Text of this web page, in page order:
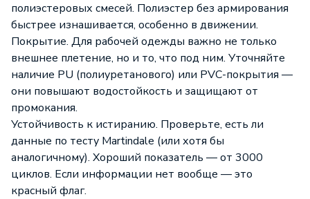
полиэстеровых смесей. Полиэстер без армирования
быстрее изнашивается, особенно в движении.
Покрытие. Для рабочей одежды важно не только
внешнее плетение, но и то, что под ним. Уточняйте
наличие PU (полиуретанового) или PVC-покрытия —
они повышают водостойкость и защищают от
промокания.
Устойчивость к истиранию. Проверьте, есть ли
данные по тесту Martindale (или хотя бы
аналогичному). Хороший показатель — от 3000
циклов. Если информации нет вообще — это
красный флаг.